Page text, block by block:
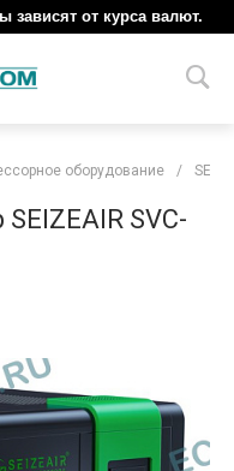
от курса валют.
оборудование /
SVC-